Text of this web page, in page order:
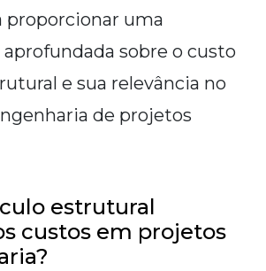
proporcionar uma
sobre o custo
e sua relevância no
de projetos
estrutural
custos em projetos